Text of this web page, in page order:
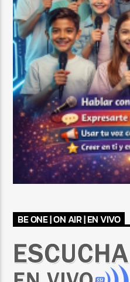
BE ONE | ON AIR | EN VIVO